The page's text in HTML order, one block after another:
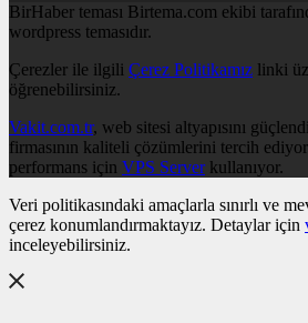
BirHaber teması Birtema.com ekibi
wordpress temasıdır.
Çerezler ile ilgili Çerez Politikamız linki
öğrenebilirsiniz.
Vakit.com.tr, web sitesi altyapısını
firmasının kaliteli çözümlerini tercih
performans için VPS Serverkullanıyor.
Veri politikasındaki amaçlarla sınırlı ve
çerez konumlandırmaktayız. Detaylar için
inceleyebilirsiniz.